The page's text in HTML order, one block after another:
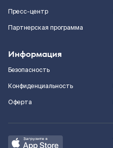
Пресс-центр
Партнерская программа
Информация
Безопасность
Конфиденциальность
Оферта